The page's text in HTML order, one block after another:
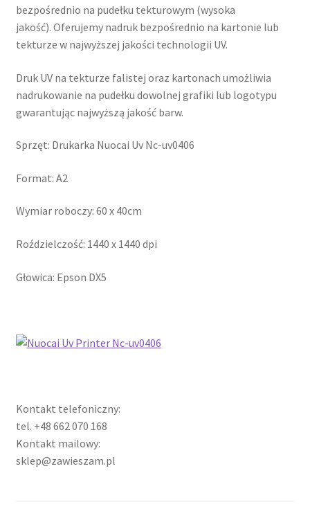
bezpośrednio na pudełku tekturowym (wysoka
jakość). Oferujemy nadruk bezpośrednio na kartonie lub
tekturze w najwyższej jakości technologii UV.
Druk UV na tekturze falistej oraz kartonach umożliwia
nadrukowanie na pudełku dowolnej grafiki lub logotypu
gwarantując najwyższą jakość barw.
Sprzęt: Drukarka Nuocai Uv Nc-uv0406
Format: A2
Wymiar roboczy: 60 x 40cm
Roździelczość: 1440 x 1440 dpi
Głowica: Epson DX5
Kontakt telefoniczny:
tel. +48 662 070 168
Kontakt mailowy:
sklep@zawieszam.pl